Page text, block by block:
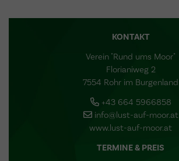
KONTAKT
Verein "Rund ums Moor"
Florianiweg 2
7554 Rohr im Burgenland
+43 664 5966858
info@lust-auf-moor.at
www.lust-auf-moor.at
TERMINE & PREIS